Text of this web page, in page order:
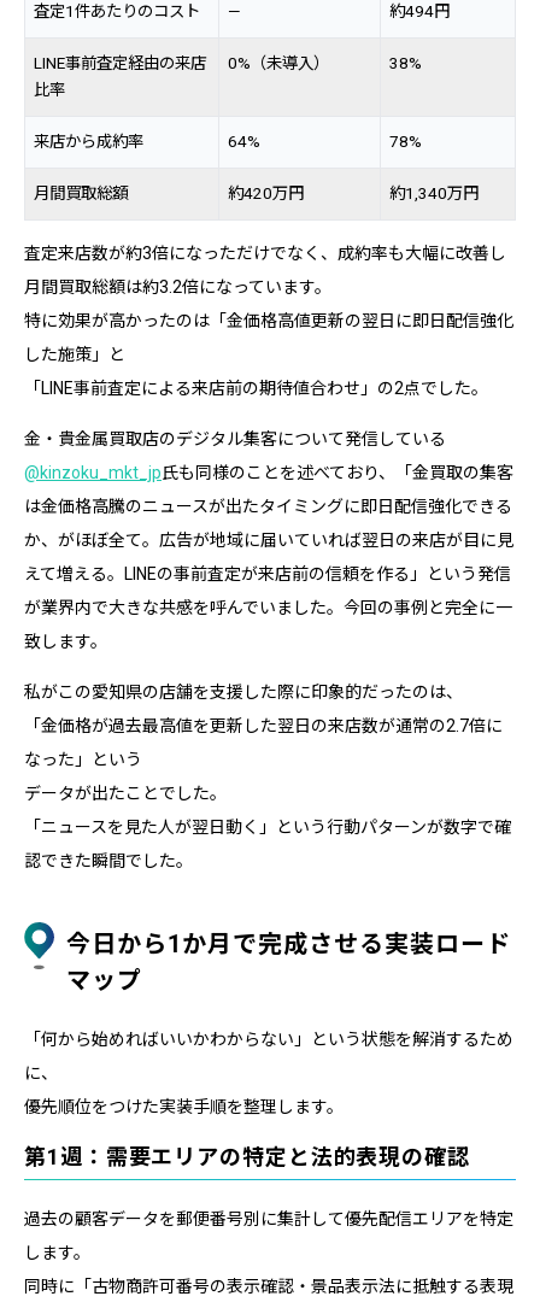
査定1件あたりのコスト — 約494円
LINE事前査定経由の来店
比率
0%（未導入） 38%
来店から成約率 64% 78%
月間買取総額 約420万円 約1,340万円
査定来店数が約3倍になっただけでなく、成約率も大幅に改善し
月間買取総額は約3.2倍になっています。
特に効果が高かったのは「金価格高値更新の翌日に即日配信強化
した施策」と
「LINE事前査定による来店前の期待値合わせ」の2点でした。
金・貴金属買取店のデジタル集客について発信している
@kinzoku_mkt_jp氏も同様のことを述べており、「金買取の集客
は金価格高騰のニュースが出たタイミングに即日配信強化できる
か、がほぼ全て。広告が地域に届いていれば翌日の来店が目に見
えて増える。LINEの事前査定が来店前の信頼を作る」という発信
が業界内で大きな共感を呼んでいました。今回の事例と完全に一
致します。
私がこの愛知県の店舗を支援した際に印象的だったのは、
「金価格が過去最高値を更新した翌日の来店数が通常の2.7倍に
なった」という
データが出たことでした。
「ニュースを見た人が翌日動く」という行動パターンが数字で確
認できた瞬間でした。
今日から1か月で完成させる実装ロード
マップ
「何から始めればいいかわからない」という状態を解消するため
に、
優先順位をつけた実装手順を整理します。
第1週：需要エリアの特定と法的表現の確認
過去の顧客データを郵便番号別に集計して優先配信エリアを特定
します。
同時に「古物商許可番号の表示確認・景品表示法に抵触する表現